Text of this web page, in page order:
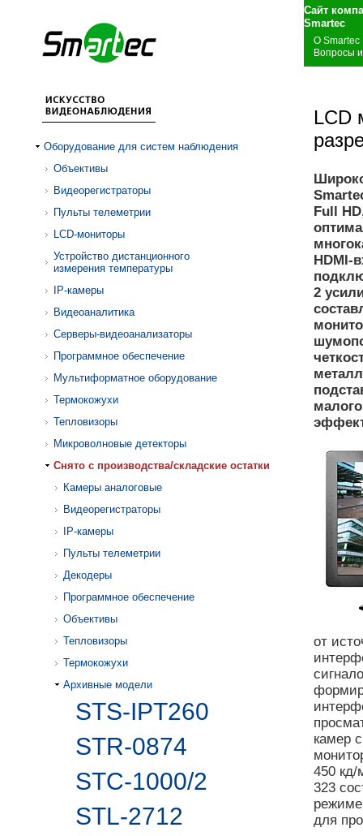
Сайт
О Smartec
Вопросы
Оборудование для систем наблюдения
Объективы
Видеорегистраторы
Пульты телеметрии
LCD-мониторы
Устройство дистанционного
измерения температуры
IP-камеры
Видеоаналитика
Серверы-видеоанализаторы
Программное обеспечение
Мультиформатное оборудование
Термокожухи
Тепловизоры
Микроволновые детекторы
Cнято с производства/складские остатки
Камеры аналоговые
Видеорегистраторы
IP-камеры
Пульты телеметрии
Декодеры
Программное обеспечение
Объективы
Тепловизоры
Термокожухи
Архивные модели
STS-IPT260
STR-0874
STC-1000/2
STL-2712
LCD
Full
HDMI-
2
от
камер
450 кд/
323
для